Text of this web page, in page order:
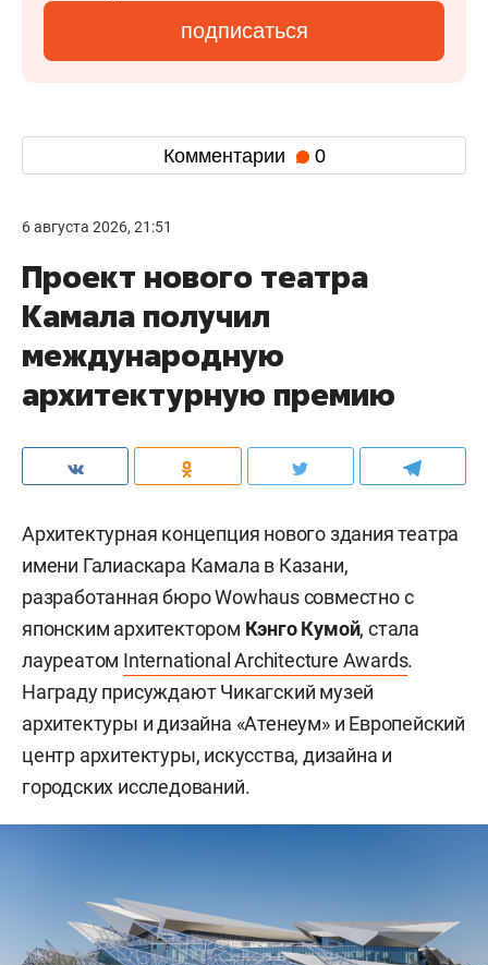
подписаться
Комментарии 0
6 августа 2026, 21:51
Проект нового театра
Камала получил
международную
архитектурную премию
Архитектурная концепция нового здания театра
имени Галиаскара Камала в Казани,
разработанная бюро Wowhaus совместно с
японским архитектором Кэнго Кумой, стала
лауреатом International Architecture Awards.
Награду присуждают Чикагский музей
архитектуры и дизайна «Атенеум» и Европейский
центр архитектуры, искусства, дизайна и
городских исследований.